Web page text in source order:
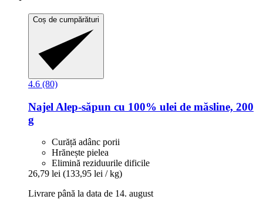
Coș de cumpărături
4.6 (80)
Najel Alep-​săpun cu 100% ulei de măsline, 200
g
Curăță adânc porii
Hrănește pielea
Elimină reziduurile dificile
26,79 lei (133,95 lei / kg)
Livrare până la data de 14. august